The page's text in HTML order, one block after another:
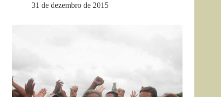
31 de dezembro de 2015